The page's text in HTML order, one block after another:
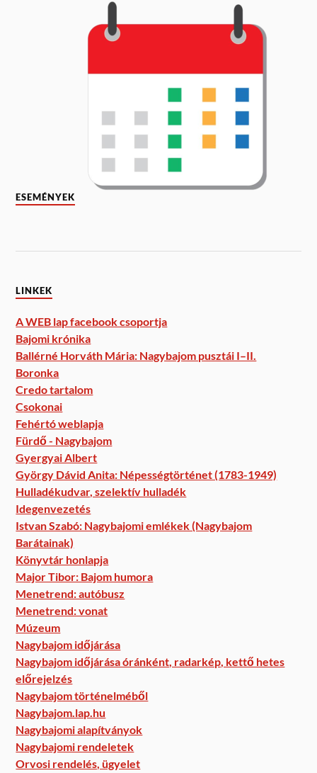
ESEMÉNYEK
LINKEK
A WEB lap facebook csoportja
Bajomi krónika
Ballérné Horváth Mária: Nagybajom pusztái I–II.
Boronka
Credo tartalom
Csokonai
Fehértó weblapja
Fürdő - Nagybajom
Gyergyai Albert
György Dávid Anita: Népességtörténet (1783-1949)
Hulladékudvar, szelektív hulladék
Idegenvezetés
Istvan Szabó: Nagybajomi emlékek (Nagybajom
Barátainak)
Könyvtár honlapja
Major Tibor: Bajom humora
Menetrend: autóbusz
Menetrend: vonat
Múzeum
Nagybajom időjárása
Nagybajom időjárása óránként, radarkép, kettő hetes
előrejelzés
Nagybajom történelméből
Nagybajom.lap.hu
Nagybajomi alapítványok
Nagybajomi rendeletek
Orvosi rendelés, ügyelet